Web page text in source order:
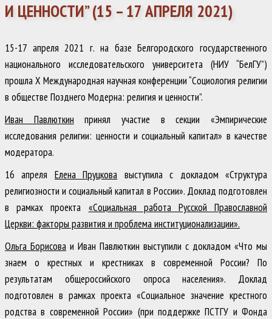
И ЦЕННОСТИ” (15 – 17 АПРЕЛЯ 2021)
15-17 апреля 2021 г. на базе Белгородского государственного
национального исследовательского университета (НИУ “БелГУ”)
прошла X Международная научная конференции “Социология религии
в обществе Позднего Модерна: религия и ценности”.
Иван Павлюткин принял участие в секции «Эмпирические
исследования религии: ценности и социальный капитал» в качестве
модератора.
16 апреля Елена Пруцкова выступила с докладом «Структура
религиозности и социальный капитал в России». Доклад подготовлен
в рамках проекта «Социальная работа Русской Православной
Церкви: факторы развития и проблема институционализации».
Ольга Борисова и Иван Павлюткин выступили с докладом «Что мы
знаем о крестных и крестниках в современной России? По
результатам общероссийского опроса населения». Доклад
подготовлен в рамках проекта «Социальное значение крестного
родства в современной России» (при поддержке ПСТГУ и Фонда